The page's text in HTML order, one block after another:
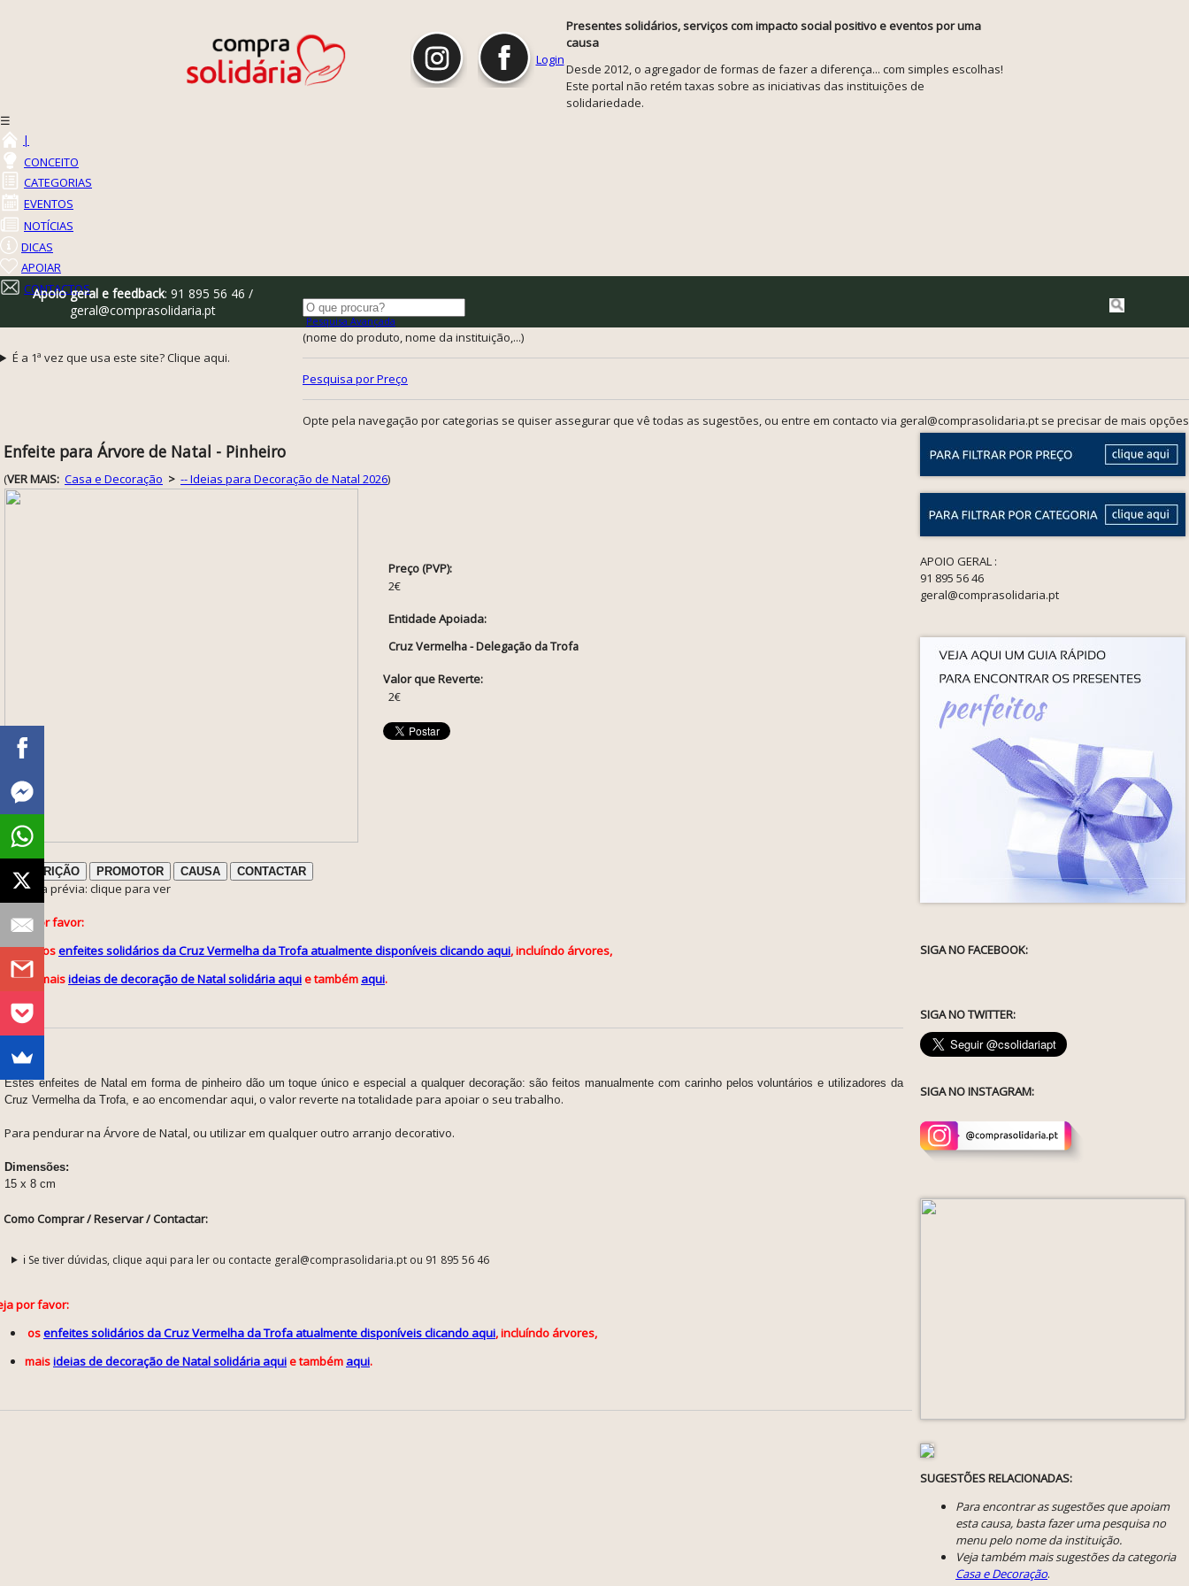
Login
Presentes solidários, serviços com impacto social positivo e eventos por uma
causa
Desde 2012, o agregador de formas de fazer a diferença... com simples escolhas!
Este portal não retém taxas sobre as iniciativas das instituições de
solidariedade.
☰
|
CONCEITO
CATEGORIAS
EVENTOS
NOTÍCIAS
DICAS
APOIAR
CONTACTOS
Pesquisa Avançada
(nome do produto, nome da instituição,...)
Pesquisa por Preço
Opte pela navegação por categorias se quiser assegurar que vê todas as sugestões, ou entre em contacto via geral@comprasolidaria.pt se precisar de mais opções
Apoio geral e feedback: 91 895 56 46 /
geral@comprasolidaria.pt
É a 1ª vez que usa este site? Clique aqui.
Enfeite para Árvore de Natal - Pinheiro
(VER MAIS: Casa e Decoração > -- Ideias para Decoração de Natal 2026)
Preço (PVP):
2€
Entidade Apoiada:
Cruz Vermelha - Delegação da Trofa
Valor que Reverte:
2€
DESCRIÇÃO PROMOTOR CAUSA CONTACTAR
ℹ️ Nota prévia: clique para ver
Veja por favor:
osenfeites solidários da Cruz Vermelha da Trofa atualmente disponíveis clicando aqui, incluíndo árvores,
maisideias de decoração de Natal solidária aquie também aqui.
Estes enfeites de Natal em forma de pinheiro dão um toque único e especial a qualquer decoração: são feitos manualmente com carinho pelos voluntários e utilizadores da
Cruz Vermelha da Trofa, e ao encomendar aqui, o valor reverte na totalidade para apoiar o seu trabalho.
Para pendurar na Árvore de Natal, ou utilizar em qualquer outro arranjo decorativo.
Dimensões:
15 x 8 cm
Como Comprar / Reservar / Contactar:
ℹ️ Se tiver dúvidas, clique aqui para ler ou contacte geral@comprasolidaria.pt ou 91 895 56 46
por favor:
osenfeites solidários da Cruz Vermelha da Trofa atualmente disponíveis clicando aqui, incluíndo árvores,
maisideias de decoração de Natal solidária aquie também aqui.
APOIO GERAL :
91 895 56 46
geral@comprasolidaria.pt
SIGA NO FACEBOOK:
SIGA NO TWITTER:
SIGA NO INSTAGRAM:
SUGESTÕES RELACIONADAS:
Para encontrar as sugestões que apoiam
esta causa, basta fazer uma pesquisa no
menu pelo nome da instituição.
Veja também mais sugestões da categoria
Casa e Decoração.